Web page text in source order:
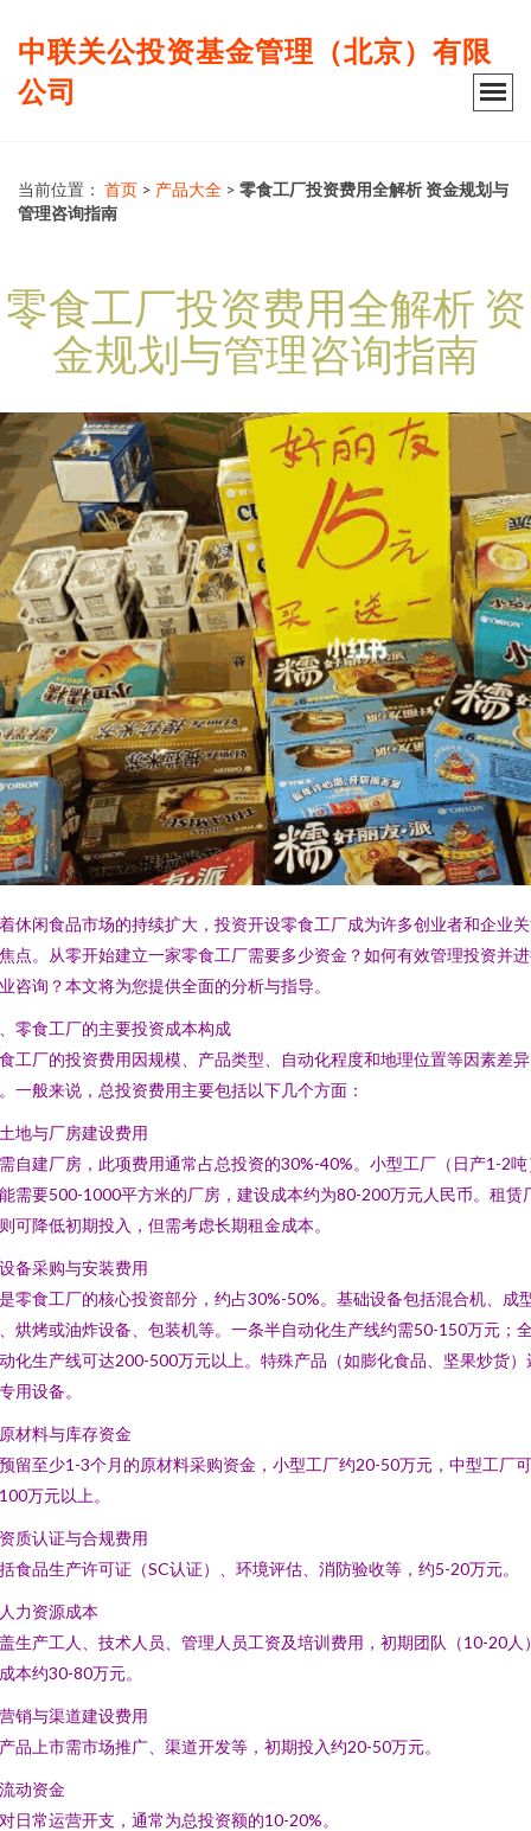
中联关公投资基金管理（北京）有限
公司
当前位置： 首页 > 产品大全 > 零食工厂投资费用全解析 资金规划与
管理咨询指南
零食工厂投资费用全解析 资
金规划与管理咨询指南
休闲食品市场的持续扩大，投资开设零食工厂成为许多创业者和企业
点。从零开始建立一家零食工厂需要多少资金？如何有效管理投资并
咨询？本文将为您提供全面的分析与指导。
零食工厂的主要投资成本构成
工厂的投资费用因规模、产品类型、自动化程度和地理位置等因素差
一般来说，总投资费用主要包括以下几个方面：
地与厂房建设费用
自建厂房，此项费用通常占总投资的30%-40%。小型工厂（日产1-2吨
需要500-1000平方米的厂房，建设成本约为80-200万元人民币。租赁
可降低初期投入，但需考虑长期租金成本。
备采购与安装费用
零食工厂的核心投资部分，约占30%-50%。基础设备包括混合机、成
烘烤或油炸设备、包装机等。一条半自动化生产线约需50-150万元；
化生产线可达200-500万元以上。特殊产品（如膨化食品、坚果炒货）
用设备。
材料与库存资金
留至少1-3个月的原材料采购资金，小型工厂约20-50万元，中型工厂
万元以上。
质认证与合规费用
食品生产许可证（SC认证）、环境评估、消防验收等，约5-20万元。
力资源成本
生产工人、技术人员、管理人员工资及培训费用，初期团队（10-20人
本约30-80万元。
销与渠道建设费用
品上市需市场推广、渠道开发等，初期投入约20-50万元。
动资金
日常运营开支，通常为总投资额的10-20%。